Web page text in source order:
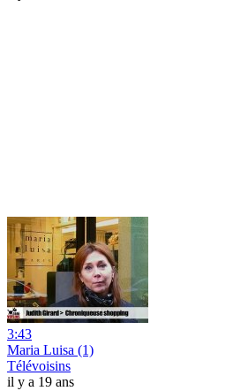
3:43
Maria Luisa (1)
Télévoisins
il y a 19 ans